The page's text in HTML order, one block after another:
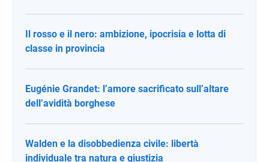
Il rosso e il nero: ambizione, ipocrisia e lotta di
classe in provincia
Eugénie Grandet: l’amore sacrificato sull’altare
dell’avidità borghese
Walden e la disobbedienza civile: libertà
individuale tra natura e giustizia